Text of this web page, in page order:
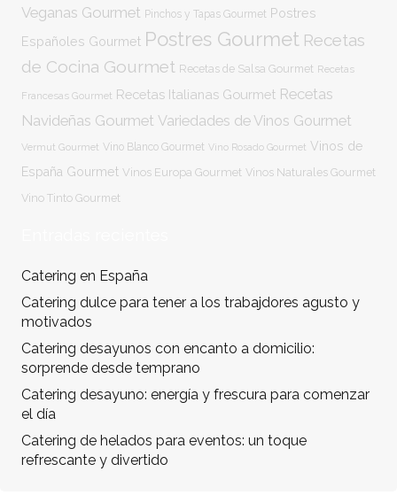
Veganas Gourmet Pinchos y Tapas Gourmet Postres
Españoles Gourmet Postres Gourmet Recetas
de Cocina Gourmet Recetas de Salsa Gourmet Recetas
Francesas Gourmet Recetas Italianas Gourmet Recetas
Navideñas Gourmet Variedades de Vinos Gourmet
Vermut Gourmet Vino Blanco Gourmet Vino Rosado Gourmet Vinos de
España Gourmet Vinos Europa Gourmet Vinos Naturales Gourmet
Vino Tinto Gourmet
Catering en España
Catering dulce para tener a los trabajdores agusto y
motivados
Catering desayunos con encanto a domicilio:
sorprende desde temprano
Catering desayuno: energía y frescura para comenzar
el día
Catering de helados para eventos: un toque
refrescante y divertido